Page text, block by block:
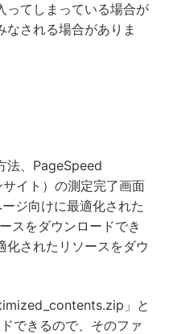
ってしまっている場合が
なされる場合がありま
法、PageSpeed
イト）の測定完了画面
ジ向けに最適化された
スをダウンロードでき
化されたリソースをダウ
」と
できるので、そのファ